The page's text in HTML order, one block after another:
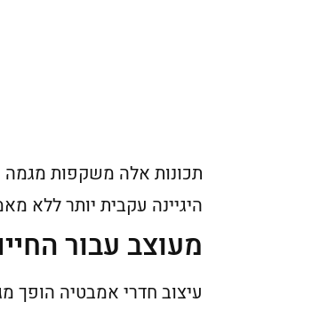
תכונות אלה משקפות
היגיינה עקבית יותר ללא
מעוצב עבור
עיצוב חדרי אמבטיה הופך